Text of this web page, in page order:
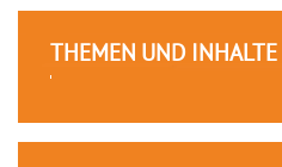
THEMEN UND INHALTE